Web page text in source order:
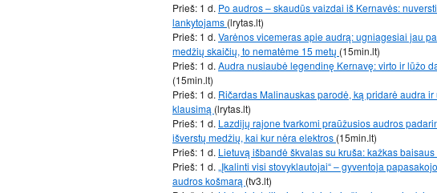
Prieš: 1 d. Po audros – skaudūs vaizdai iš Kernavės:
lankytojams (lrytas.lt)
Prieš: 1 d. Varėnos vicemeras apie audrą: ugniagesiai jau
medžių skaičių, to nematėme 15 metų (15min.lt)
Prieš: 1 d. Audra nusiaubė legendinę Kernavę: virto ir lūžo
(15min.lt)
Prieš: 1 d. Ričardas Malinauskas parodė, ką pridarė audra ir
klausimą (lrytas.lt)
Prieš: 1 d. Lazdijų rajone tvarkomi praūžusios audros
išverstų medžių, kai kur nėra elektros (15min.lt)
Prieš: 1 d. Lietuvą išbandė škvalas su kruša: kažkas baisaus
Prieš: 1 d. „Įkalinti visi stovyklautojai“ – gyventoja
audros košmarą (tv3.lt)